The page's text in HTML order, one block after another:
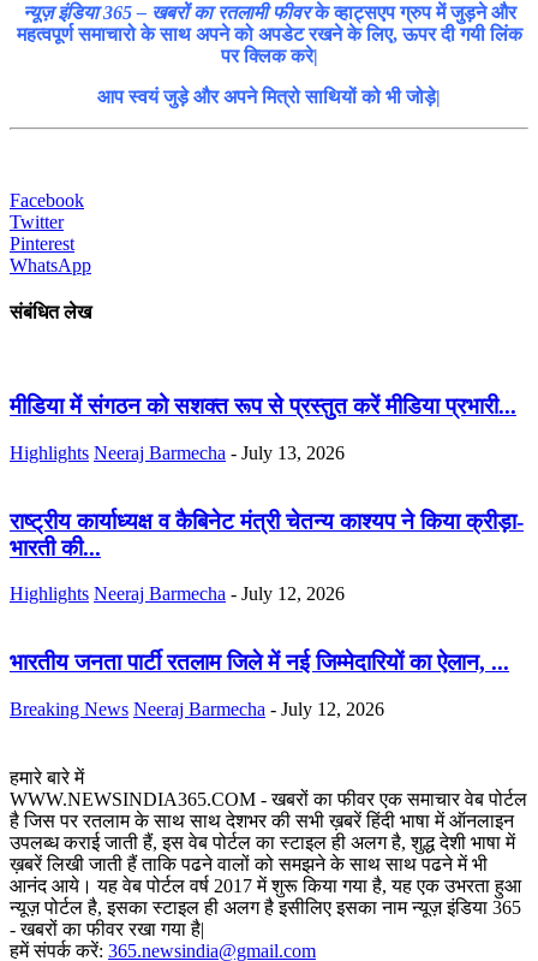
न्यूज़ इंडिया 365 – खबरों का रतलामी फीवरके व्हाट्सएप ग्रुप में जुड़ने और
महत्वपूर्ण समाचारो के साथ अपने को अपडेट रखने के लिए, ऊपर दी गयी लिंक
पर क्लिक करे|
आप स्वयं जुड़े और अपने मित्रो साथियों को भी जोड़े|
Facebook
Twitter
Pinterest
WhatsApp
संबंधित लेख
मीडिया में संगठन को सशक्त रूप से प्रस्तुत करें मीडिया प्रभारी...
Highlights Neeraj Barmecha - July 13, 2026
राष्ट्रीय कार्याध्यक्ष व कैबिनेट मंत्री चेतन्य काश्यप ने किया क्रीड़ा-
भारती की...
Highlights Neeraj Barmecha - July 12, 2026
भारतीय जनता पार्टी रतलाम जिले में नई जिम्मेदारियों का ऐलान, ...
Breaking News Neeraj Barmecha - July 12, 2026
हमारे बारे में
WWW.NEWSINDIA365.COM - खबरों का फीवर एक समाचार वेब पोर्टल
है जिस पर रतलाम के साथ साथ देशभर की सभी ख़बरें हिंदी भाषा में ऑनलाइन
उपलब्ध कराई जाती हैं, इस वेब पोर्टल का स्टाइल ही अलग है, शुद्ध देशी भाषा में
ख़बरें लिखी जाती हैं ताकि पढने वालों को समझने के साथ साथ पढने में भी
आनंद आये। यह वेब पोर्टल वर्ष 2017 में शुरू किया गया है, यह एक उभरता हुआ
न्यूज़ पोर्टल है, इसका स्टाइल ही अलग है इसीलिए इसका नाम न्यूज़ इंडिया 365
- खबरों का फीवर रखा गया है|
हमें संपर्क करें: 365.newsindia@gmail.com